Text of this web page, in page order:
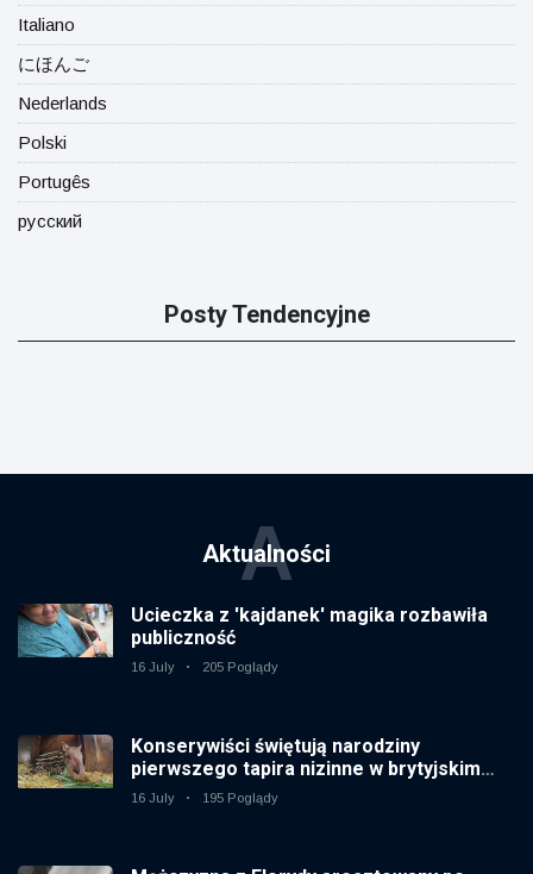
Italiano
にほんご
Nederlands
Polski
Portugês
русский
Posty Tendencyjne
Aktualności
A
Ucieczka z 'kajdanek' magika rozbawiła
publiczność
16 July 205 Poglądy
Konserywiści świętują narodziny
pierwszego tapira nizinne w brytyjskim
zoo od 14 lat
16 July 195 Poglądy